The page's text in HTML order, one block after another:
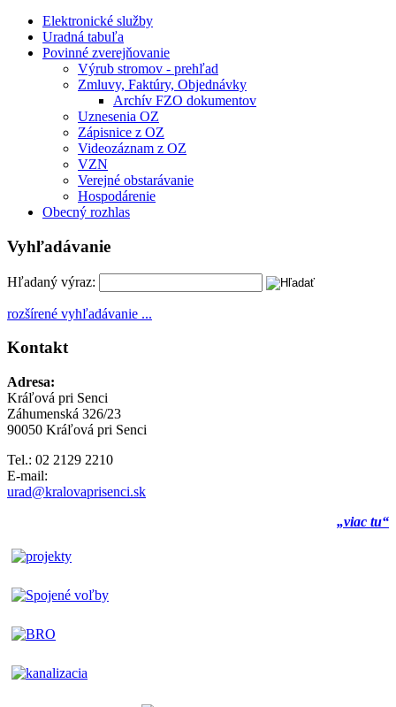
Elektronické služby
Uradná tabuľa
Povinné zverejňovanie
Výrub stromov - prehľad
Zmluvy, Faktúry, Objednávky
Archív FZO dokumentov
Uznesenia OZ
Zápisnice z OZ
Videozáznam z OZ
VZN
Verejné obstarávanie
Hospodárenie
Obecný rozhlas
Vyhľadávanie
Hľadaný výraz:
rozšírené vyhľadávanie ...
Kontakt
Adresa:
Kráľová pri Senci
Záhumenská 326/23
90050 Kráľová pri Senci
Tel.: 02 2129 2210
E-mail:
urad@kralovaprisenci.sk
„viac tu“